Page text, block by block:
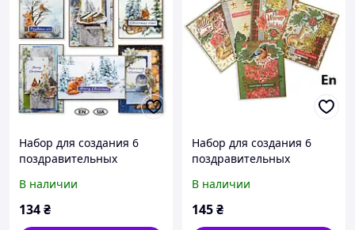
Набор для создания 6
поздравительных
christmas", 10х15см.
В наличии
134₴
Набор для создания 6
поздравительных
christmas", 10х15см.
В наличии
145₴